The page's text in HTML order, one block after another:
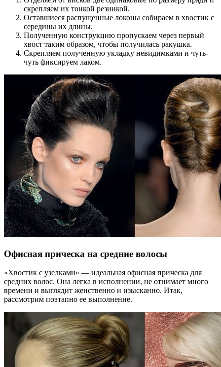
скрепляем их тонкой резинкой.
Оставшиеся распущенные локоны собираем в хвостик с
середины их длины.
Полученную конструкцию пропускаем через первый
хвост таким образом, чтобы получилась ракушка.
Скрепляем полученную укладку невидимками и чуть-
чуть фиксируем лаком.
Офисная прическа на средние волосы
«Хвостик с узелками» — идеальная офисная прическа для
средних волос. Она легка в исполнении, не отнимает много
времени и выглядит женственно и изысканно. Итак,
рассмотрим поэтапно ее выполнение.